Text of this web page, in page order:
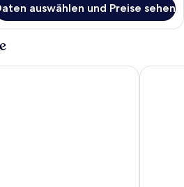
auswählen und Preise sehen
Tui Blue Sensatori – Adults Only–
Akra